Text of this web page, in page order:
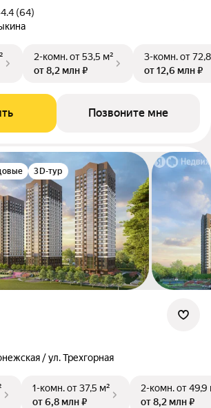
4.4 (64)
2-комн.от 53,5 м²
от 8,2 млн ₽
3-комн.от
от 12,6 млн ₽
Позвоните мне
3D-тур
/ ул. Трехгорная
1-комн.от 37,5 м²
от 6,8 млн ₽
2-комн.от 49,9
от 8,2 млн ₽